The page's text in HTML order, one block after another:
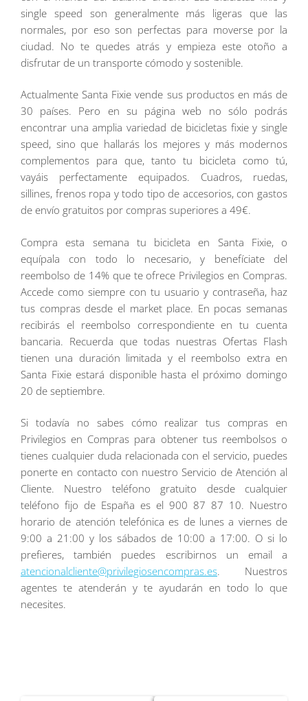
single speed son generalmente más ligeras que las
normales, por eso son perfectas para moverse por la
ciudad. No te quedes atrás y empieza este otoño a
disfrutar de un transporte cómodo y sostenible.
Actualmente Santa Fixie vende sus productos en más de
30 países. Pero en su página web no sólo podrás
encontrar una amplia variedad de bicicletas fixie y single
speed, sino que hallarás los mejores y más modernos
complementos para que, tanto tu bicicleta como tú,
vayáis perfectamente equipados. Cuadros, ruedas,
sillines, frenos ropa y todo tipo de accesorios, con gastos
de envío gratuitos por compras superiores a 49€.
Compra esta semana tu bicicleta en Santa Fixie, o
equípala con todo lo necesario, y benefíciate del
reembolso de 14% que te ofrece Privilegios en Compras.
Accede como siempre con tu usuario y contraseña, haz
tus compras desde el market place. En pocas semanas
recibirás el reembolso correspondiente en tu cuenta
bancaria. Recuerda que todas nuestras Ofertas Flash
tienen una duración limitada y el reembolso extra en
Santa Fixie estará disponible hasta el próximo domingo
20 de septiembre.
Si todavía no sabes cómo realizar tus compras en
Privilegios en Compras para obtener tus reembolsos o
tienes cualquier duda relacionada con el servicio, puedes
ponerte en contacto con nuestro Servicio de Atención al
Cliente. Nuestro teléfono gratuito desde cualquier
teléfono fijo de España es el 900 87 87 10. Nuestro
horario de atención telefónica es de lunes a viernes de
9:00 a 21:00 y los sábados de 10:00 a 17:00. O si lo
prefieres, también puedes escribirnos un email a
atencionalcliente@privilegiosencompras.es. Nuestros
agentes te atenderán y te ayudarán en todo lo que
necesites.